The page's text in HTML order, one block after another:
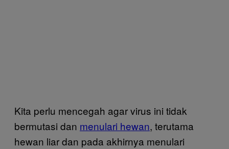
Kita perlu mencegah agar virus ini tidak
bermutasi dan menulari hewan, terutama
hewan liar dan pada akhirnya menulari